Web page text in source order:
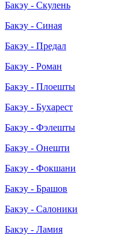
Бакэу - Скулень
Бакэу - Синая
Бакэу - Предал
Бакэу - Роман
Бакэу - Плоешты
Бакэу - Бухарест
Бакэу - Фэлешты
Бакэу - Онешти
Бакэу - Фокшани
Бакэу - Брашов
Бакэу - Салоники
Бакэу - Ламия